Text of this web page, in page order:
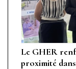
Le GHER
proximité